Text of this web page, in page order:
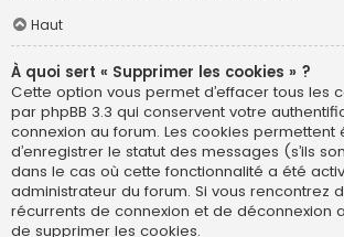
Haut
À quoi sert « Supprimer les cookies » ?
Cette option vous permet d’effacer tous les
par phpBB 3.3 qui conservent votre
connexion au forum. Les cookies permettent
d’enregistrer le statut des messages (s’ils
dans le cas où cette fonctionnalité a été
administrateur du forum. Si vous rencontrez
récurrents de connexion et de déconnexion
de supprimer les cookies.